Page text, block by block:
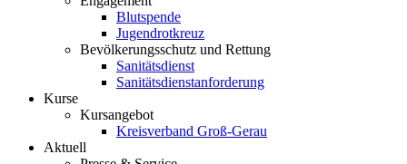
Blutspende
Jugendrotkreuz
Bevölkerungsschutz und Rettung
Sanitätsdienst
Sanitätsdienstanforderung
Kurse
Kursangebot
Kreisverband Groß-Gerau
Aktuell